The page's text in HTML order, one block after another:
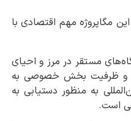
مگاپروژه مهم اقتصادی با
مستقر در مرز و احیای
و ظرفیت بخش خصوصی به
به منظور دستیابی به
است.